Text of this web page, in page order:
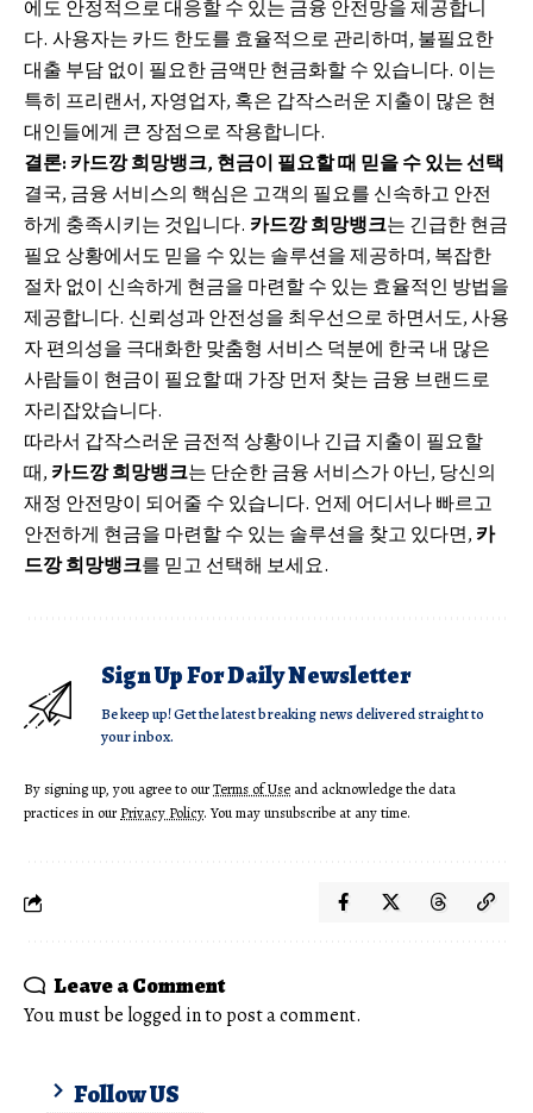
에도 안정적으로 대응할 수 있는 금융 안전망을 제공합니
다. 사용자는 카드 한도를 효율적으로 관리하며, 불필요한
대출 부담 없이 필요한 금액만 현금화할 수 있습니다. 이는
특히 프리랜서, 자영업자, 혹은 갑작스러운 지출이 많은 현
대인들에게 큰 장점으로 작용합니다.
결론: 카드깡 희망뱅크, 현금이 필요할 때 믿을 수 있는 선택
결국, 금융 서비스의 핵심은 고객의 필요를 신속하고 안전
하게 충족시키는 것입니다. 카드깡희망뱅크는 긴급한 현금
필요 상황에서도 믿을 수 있는 솔루션을 제공하며, 복잡한
절차 없이 신속하게 현금을 마련할 수 있는 효율적인 방법을
제공합니다. 신뢰성과 안전성을 최우선으로 하면서도, 사용
자 편의성을 극대화한 맞춤형 서비스 덕분에 한국 내 많은
사람들이 현금이 필요할 때 가장 먼저 찾는 금융 브랜드로
자리잡았습니다.
따라서 갑작스러운 금전적 상황이나 긴급 지출이 필요할
때, 카드깡 희망뱅크는 단순한 금융 서비스가 아닌, 당신의
재정 안전망이 되어줄 수 있습니다. 언제 어디서나 빠르고
안전하게 현금을 마련할 수 있는 솔루션을 찾고 있다면, 카
드깡 희망뱅크를 믿고 선택해 보세요.
Sign Up For Daily Newsletter
Be keep up! Get the latest breaking news delivered straight to
your inbox.
By signing up, you agree to ourTerms of Use and acknowledge the data
practices in ourPrivacy Policy. You may unsubscribe at any time.
Leave a Comment
You must be logged into post a comment.
Follow US